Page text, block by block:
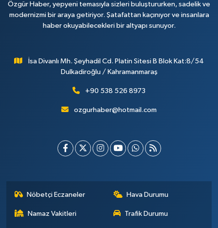
Özgür Haber, yepyeni temasıyla sizleri buluştururken, sadelik ve
modernizmi bir araya getiriyor. Şatafattan kaçınıyor ve insanlara
haber okuyabilecekleri bir altyapı sunuyor.
İsa Divanlı Mh. Şeyhadil Cd. Platin Sitesi B Blok Kat:8/54
Dulkadiroğlu / Kahramanmaraş
+90 538 526 8973
ozgurhaber@hotmail.com
Nöbetçi Eczaneler Hava Durumu
Namaz Vakitleri Trafik Durumu